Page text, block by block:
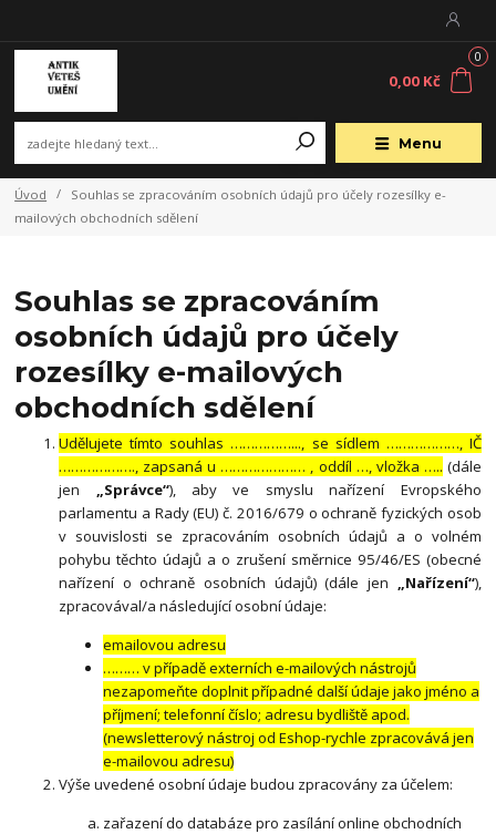
Menu
0
0,00 Kč
Úvod
Souhlas se zpracováním osobních údajů pro účely rozesílky e-
mailových obchodních sdělení
Souhlas se zpracováním
osobních údajů pro účely
rozesílky e-mailových
obchodních sdělení
Udělujete tímto souhlas ……………..., se sídlem ………………, IČ
………………., zapsaná u ………………… , oddíl …, vložka ….. (dále
jen „Správce“), aby ve smyslu nařízení Evropského
parlamentu a Rady (EU) č. 2016/679 o ochraně fyzických osob
v souvislosti se zpracováním osobních údajů a o volném
pohybu těchto údajů a o zrušení směrnice 95/46/ES (obecné
nařízení o ochraně osobních údajů) (dále jen „Nařízení“),
zpracovával/a následující osobní údaje:
emailovou adresu
……… v případě externích e-mailových nástrojů
nezapomeňte doplnit případné další údaje jako jméno a
příjmení; telefonní číslo; adresu bydliště apod.
(newsletterový nástroj od Eshop-rychle zpracovává jen
e-mailovou adresu)
Výše uvedené osobní údaje budou zpracovány za účelem:
zařazení do databáze pro zasílání online obchodních